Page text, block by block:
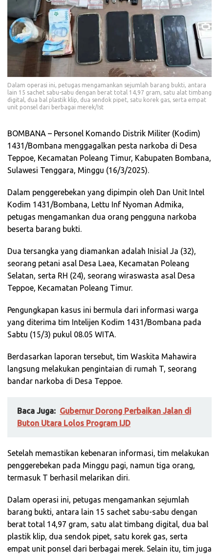
Dalam operasi ini, petugas mengamankan sejumlah barang bukti, antara
lain 15 sachet sabu-sabu dengan berat total 14,97 gram, satu alat timbang
digital, dua bal plastik klip, dua sendok pipet, satu korek gas, serta empat
unit ponsel dari berbagai merek/Ist
BOMBANA – Personel Komando Distrik Militer (Kodim)
1431/Bombana menggagalkan pesta narkoba di Desa
Teppoe, Kecamatan Poleang Timur, Kabupaten Bombana,
Sulawesi Tenggara, Minggu (16/3/2025).
Dalam penggerebekan yang dipimpin oleh Dan Unit Intel
Kodim 1431/Bombana, Lettu Inf Nyoman Admika,
petugas mengamankan dua orang pengguna narkoba
beserta barang bukti.
Dua tersangka yang diamankan adalah Inisial Ja (32),
seorang petani asal Desa Laea, Kecamatan Poleang
Selatan, serta RH (24), seorang wiraswasta asal Desa
Teppoe, Kecamatan Poleang Timur.
Pengungkapan kasus ini bermula dari informasi warga
yang diterima tim Intelijen Kodim 1431/Bombana pada
Sabtu (15/3) pukul 08.05 WITA.
Berdasarkan laporan tersebut, tim Waskita Mahawira
langsung melakukan pengintaian di rumah T, seorang
bandar narkoba di Desa Teppoe.
Baca Juga: Gubernur Dorong Perbaikan Jalan di
Buton Utara Lolos Program IJD
Setelah memastikan kebenaran informasi, tim melakukan
penggerebekan pada Minggu pagi, namun tiga orang,
termasuk T berhasil melarikan diri.
Dalam operasi ini, petugas mengamankan sejumlah
barang bukti, antara lain 15 sachet sabu-sabu dengan
berat total 14,97 gram, satu alat timbang digital, dua bal
plastik klip, dua sendok pipet, satu korek gas, serta
empat unit ponsel dari berbagai merek. Selain itu, tim juga